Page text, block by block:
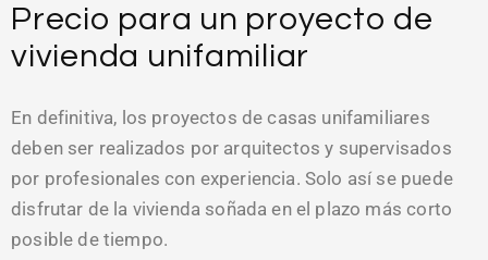
Precio para un proyecto de
vivienda unifamiliar
En definitiva, los proyectos de casas unifamiliares
deben ser realizados por arquitectos y supervisados
por profesionales con experiencia. Solo así se puede
disfrutar de la vivienda soñada en el plazo más corto
posible de tiempo.